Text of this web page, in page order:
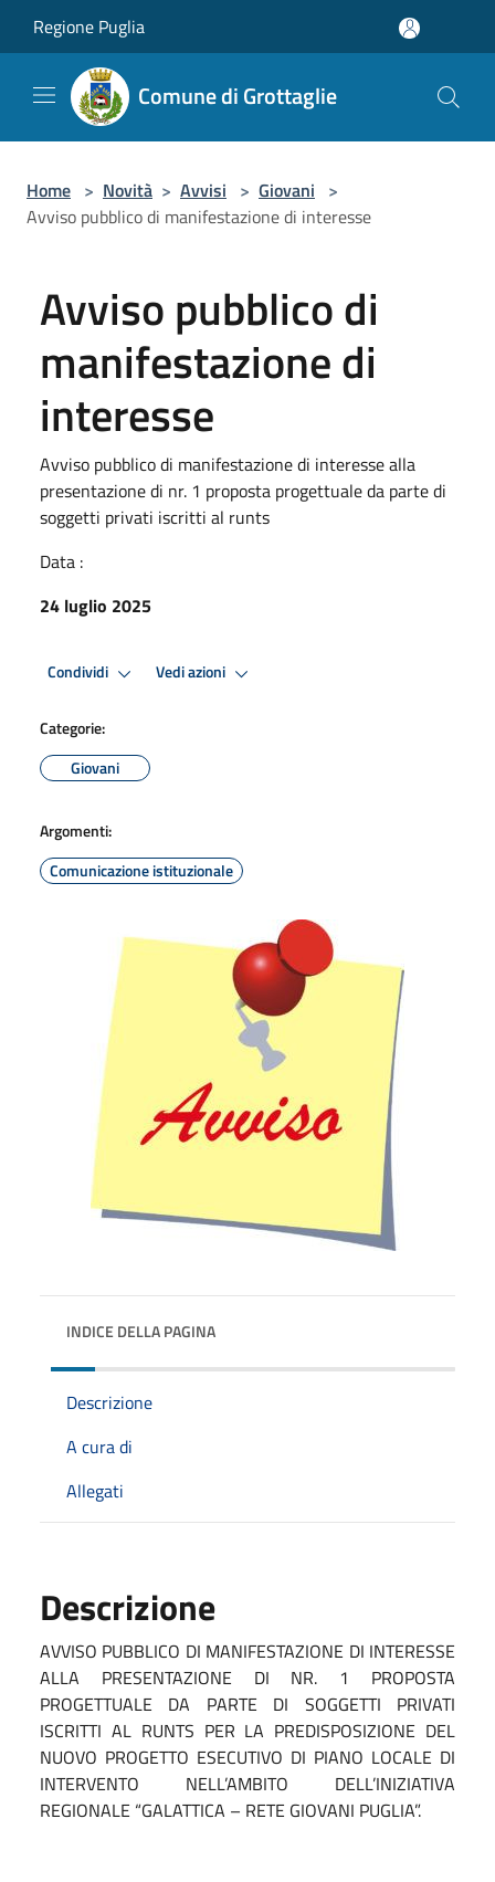
Regione Puglia
Comune di Grottaglie
Home > Novità > Avvisi > Giovani >
Avviso pubblico di manifestazione di interesse
Avviso pubblico di
manifestazione di
interesse
Avviso pubblico di manifestazione di interesse alla
presentazione di nr. 1 proposta progettuale da parte di
soggetti privati iscritti al runts
Data :
24 luglio 2025
Condividi Vedi azioni
Categorie:
Giovani
Argomenti:
Comunicazione istituzionale
INDICE DELLA PAGINA
Descrizione
A cura di
Allegati
Descrizione
AVVISO PUBBLICO DI MANIFESTAZIONE DI INTERESSE
ALLA PRESENTAZIONE DI NR. 1 PROPOSTA
PROGETTUALE DA PARTE DI SOGGETTI PRIVATI
ISCRITTI AL RUNTS PER LA PREDISPOSIZIONE DEL
NUOVO PROGETTO ESECUTIVO DI PIANO LOCALE DI
INTERVENTO NELL’AMBITO DELL’INIZIATIVA
REGIONALE “GALATTICA – RETE GIOVANI PUGLIA”.